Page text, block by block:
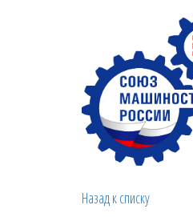
Назад к списку